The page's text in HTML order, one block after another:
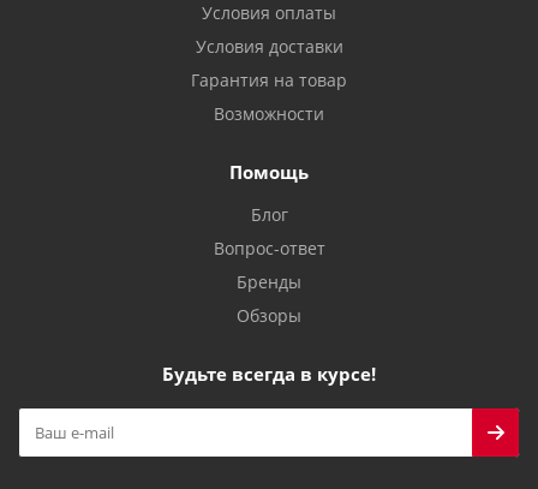
Условия оплаты
Условия доставки
Гарантия на товар
Возможности
Помощь
Блог
Вопрос-ответ
Бренды
Обзоры
Будьте всегда в курсе!